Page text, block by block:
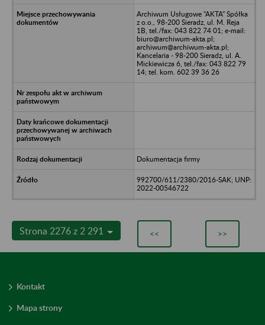
Archiwum Usługowe "AKTA" Spółka
z o.o., 98-200 Sieradz, ul. M. Reja
1B, tel./fax: 043 822 74 01; e-mail:
biuro@archiwum-akta.pl;
archiwum@archiwum-akta.pl;
Kancelaria - 98-200 Sieradz, ul. A.
Mickiewicza 6, tel./fax: 043 822 79
14; tel. kom. 602 39 36 26
Dokumentacja firmy
992700/611/2380/2016-SAK; UNP:
2022-00546722
Strona 2276 z 2 291 << >>
Kontakt
Mapa strony